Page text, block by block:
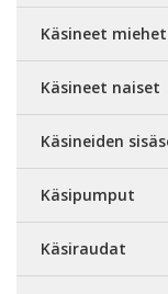
Käsineet miehet
Käsineet naiset
Käsineiden
Käsipumput
Käsiraudat